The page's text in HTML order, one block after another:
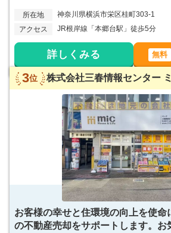
所在地
神奈川県横浜市栄区桂町303-1
アクセス
JR根岸線「本郷台駅」徒歩5分
詳しくみる 無料
3位 株式会社三春情報センター
お客様の幸せと住環境の向上を使命
の不動産売却をサポートします。お